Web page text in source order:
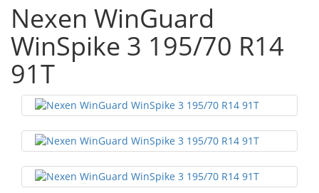
Nexen WinGuard
WinSpike 3 195/70 R14
91T